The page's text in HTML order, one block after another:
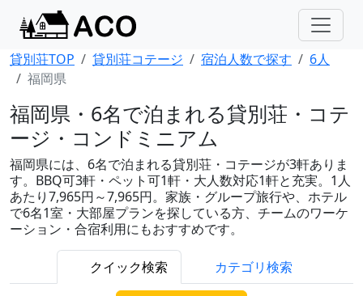
貸別荘TOP 貸別荘コテージ 宿泊人数で探す
6人
福岡県
福岡県・6名で泊まれる貸別荘・コテ
ージ・コンドミニアム
福岡県には、6名で泊まれる貸別荘・コテージが3軒ありま
す。BBQ可3軒・ペット可1軒・大人数対応1軒と充実。1人
あたり7,965円～7,965円。家族・グループ旅行や、ホテル
で6名1室・大部屋プランを探している方、チームのワーケ
ーション・合宿利用にもおすすめです。
クイック検索 カテゴリ検索